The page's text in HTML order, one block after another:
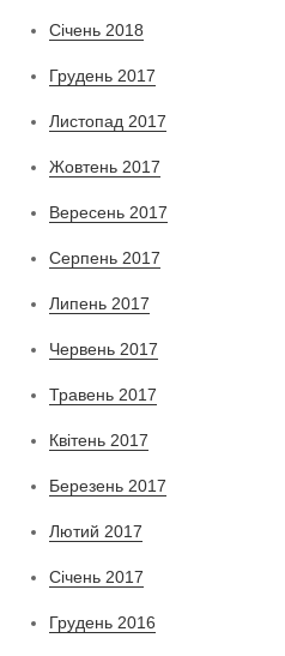
Січень 2018
Грудень 2017
Листопад 2017
Жовтень 2017
Вересень 2017
Серпень 2017
Липень 2017
Червень 2017
Травень 2017
Квітень 2017
Березень 2017
Лютий 2017
Січень 2017
Грудень 2016